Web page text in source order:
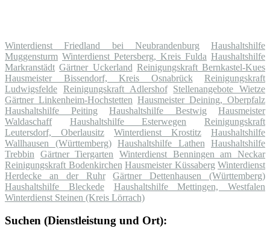
Winterdienst Friedland bei Neubrandenburg
Haushaltshilfe
Muggensturm Winterdienst Petersberg, Kreis Fulda Haushaltshilfe
Markranstädt Gärtner Uckerland Reinigungskraft Bernkastel-Kues
Hausmeister Bissendorf, Kreis Osnabrück
Reinigungskraft
Ludwigsfelde Reinigungskraft Adlershof
Stellenangebote Wietze
Gärtner Linkenheim-Hochstetten Hausmeister Deining, Oberpfalz
Haushaltshilfe Peiting
Haushaltshilfe Bestwig
Hausmeister
Waldaschaff
Haushaltshilfe Esterwegen
Reinigungskraft
Leutersdorf, Oberlausitz
Winterdienst Krostitz
Haushaltshilfe
Wallhausen (Württemberg)
Haushaltshilfe Lathen
Haushaltshilfe
Trebbin
Gärtner Tiergarten
Winterdienst Benningen am Neckar
Reinigungskraft Bodenkirchen Hausmeister Küssaberg Winterdienst
Herdecke an der Ruhr
Gärtner Dettenhausen (Württemberg)
Haushaltshilfe Bleckede
Haushaltshilfe Mettingen, Westfalen
Winterdienst Steinen (Kreis Lörrach)
Suchen (Dienstleistung und Ort):